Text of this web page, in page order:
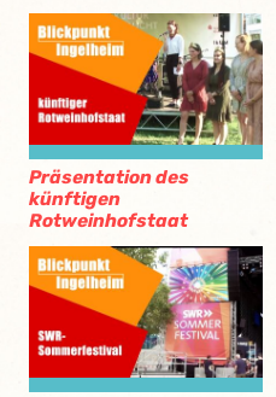
Präsentation des
künftigen
Rotweinhofstaat